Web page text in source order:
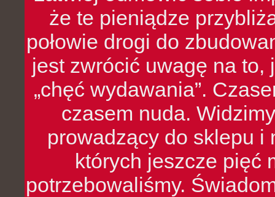
że te pieniądze
połowie drogi do
jest zwrócić uwagę na to,
„chęć wydawania”.
czasem nuda.
prowadzący do sklepu i
których jeszcze pięć
potrzebowaliśmy.